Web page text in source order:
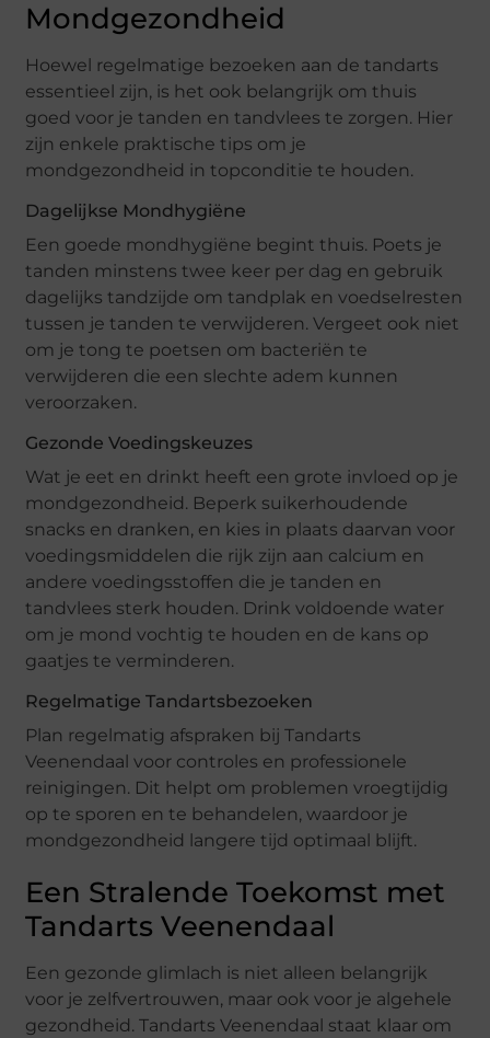
Mondgezondheid
Hoewel regelmatige bezoeken aan de tandarts
essentieel zijn, is het ook belangrijk om thuis
goed voor je tanden en tandvlees te zorgen. Hier
zijn enkele praktische tips om je
mondgezondheid in topconditie te houden.
Dagelijkse Mondhygiëne
Een goede mondhygiëne begint thuis. Poets je
tanden minstens twee keer per dag en gebruik
dagelijks tandzijde om tandplak en voedselresten
tussen je tanden te verwijderen. Vergeet ook niet
om je tong te poetsen om bacteriën te
verwijderen die een slechte adem kunnen
veroorzaken.
Gezonde Voedingskeuzes
Wat je eet en drinkt heeft een grote invloed op je
mondgezondheid. Beperk suikerhoudende
snacks en dranken, en kies in plaats daarvan voor
voedingsmiddelen die rijk zijn aan calcium en
andere voedingsstoffen die je tanden en
tandvlees sterk houden. Drink voldoende water
om je mond vochtig te houden en de kans op
gaatjes te verminderen.
Regelmatige Tandartsbezoeken
Plan regelmatig afspraken bij Tandarts
Veenendaal voor controles en professionele
reinigingen. Dit helpt om problemen vroegtijdig
op te sporen en te behandelen, waardoor je
mondgezondheid langere tijd optimaal blijft.
Een Stralende Toekomst met
Tandarts Veenendaal
Een gezonde glimlach is niet alleen belangrijk
voor je zelfvertrouwen, maar ook voor je algehele
gezondheid. Tandarts Veenendaal staat klaar om